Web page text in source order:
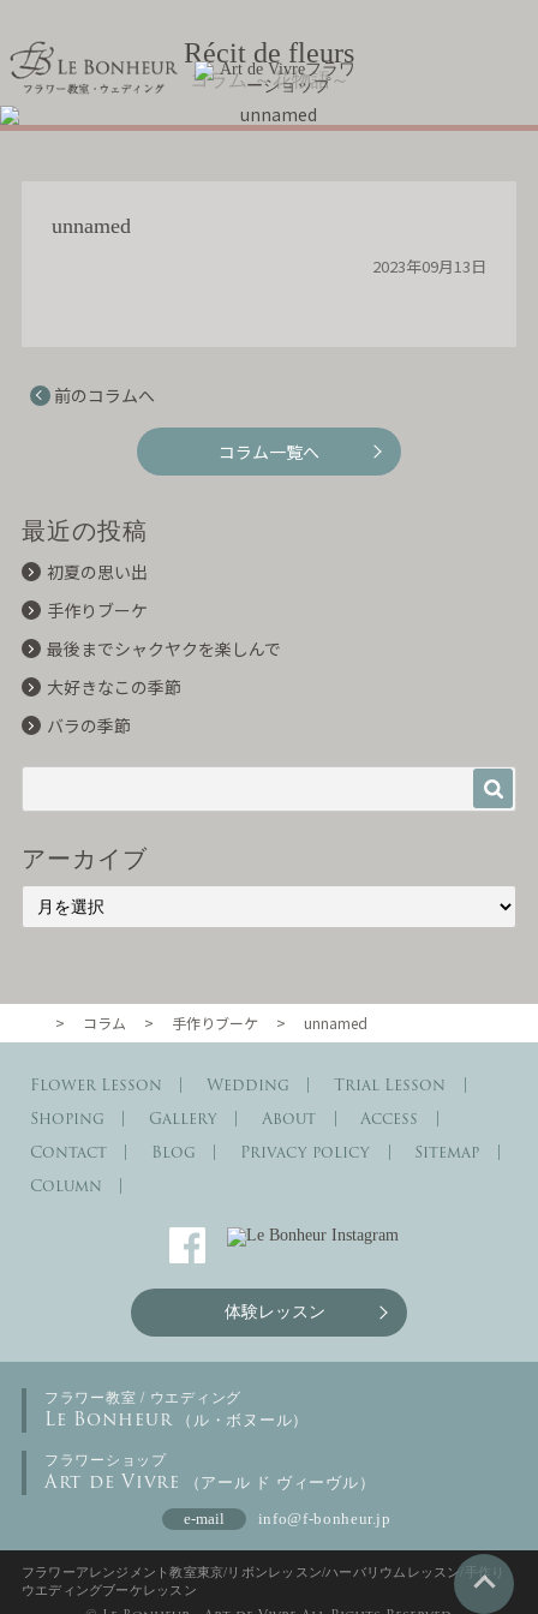
Récit de fleurs
コラム ～花物語～
unnamed
2023年09月13日
前のコラムへ
コラム一覧へ
最近の投稿
初夏の思い出
手作りブーケ
最後までシャクヤクを楽しんで
大好きなこの季節
バラの季節
アーカイブ
東京・自由が丘のル・ボヌール
> コラム > 手作りブーケ > unnamed
Flower Lesson Wedding
Trial Lesson
Shoping
Gallery About
Access
Contact
Blog Privacy policy
Sitemap
Column
体験レッスン
フラワー教室 / ウエディング
Le Bonheur （ル・ボヌール）
フラワーショップ
Art de Vivre （アール ド ヴィーヴル）
e-mail info@f-bonheur.jp
フラワーアレンジメント教室東京/リボンレッスン/ハーバリウムレッスン/手作り
ウエディングブーケレッスン